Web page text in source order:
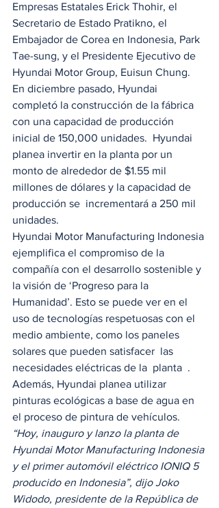
Empresas Estatales Erick Thohir, el
Secretario de Estado Pratikno, el
Embajador de Corea en Indonesia, Park
Tae-sung, y el Presidente Ejecutivo de
Hyundai Motor Group, Euisun Chung.
En diciembre pasado, Hyundai
completó la construcción de la fábrica
con una capacidad de producción
inicial de 150,000 unidades.  Hyundai
planea invertir en la planta por un
monto de alrededor de $1.55 mil
millones de dólares y la capacidad de
producción se  incrementará a 250 mil
unidades.
Hyundai Motor Manufacturing Indonesia
ejemplifica el compromiso de la
compañía con el desarrollo sostenible y
la visión de ‘Progreso para la
Humanidad’. Esto se puede ver en el
uso de tecnologías respetuosas con el
medio ambiente, como los paneles
solares que pueden satisfacer  las
necesidades eléctricas de la  planta  .
Además, Hyundai planea utilizar
pinturas ecológicas a base de agua en
el proceso de pintura de vehículos.
“Hoy, inauguro y lanzo la planta de
Hyundai Motor Manufacturing Indonesia
y el primer automóvil eléctrico IONIQ 5
producido en Indonesia”, dijo Joko
Widodo, presidente de la República de